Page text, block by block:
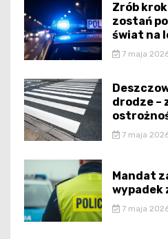
Zrób krok
zostań
świat na
7 maja
drodze –
7 maja
Mandat
wypadek
7 maja